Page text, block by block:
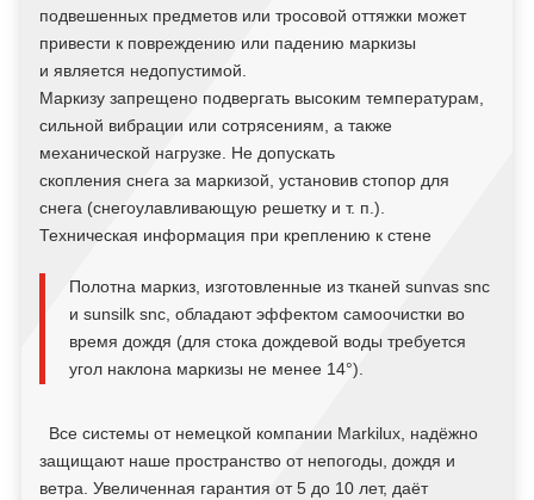
подвешенных предметов или тросовой оттяжки может
привести к повреждению или падению маркизы
и является недопустимой.
Маркизу запрещено подвергать высоким температурам,
сильной вибрации или сотрясениям, а также
механической нагрузке. Не допускать
скопления снега за маркизой, установив стопор для
снега (снегоулавливающую решетку и т. п.).
Техническая информация при креплению к стене
Полотна маркиз, изготовленные из тканей sunvas snc
и sunsilk snc, обладают эффектом самоочистки во
время дождя (для стока дождевой воды требуется
угол наклона маркизы не менее 14°).
Все системы от немецкой компании Markilux, надёжно
защищают наше пространство от непогоды, дождя и
ветра. Увеличенная гарантия от 5 до 10 лет, даёт